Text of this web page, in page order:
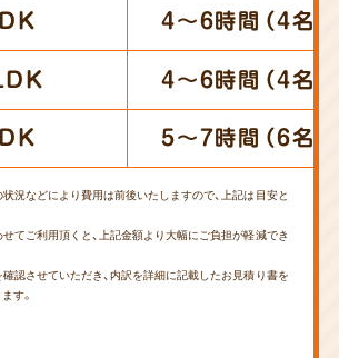
4～6時間（4名）
4～6時間（4名）
5～7時間（6名）
況などにより費用は前後いたしますので、上記は目安と
てご利用頂くと、上記金額より大幅にご負担が軽減でき
認させていただき、内訳を詳細に記載したお見積り書を
す。